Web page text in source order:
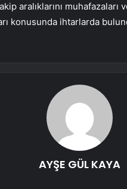
aralıklarını muhafazaları
konusunda ihtarlarda
AYŞE GÜL KAYA